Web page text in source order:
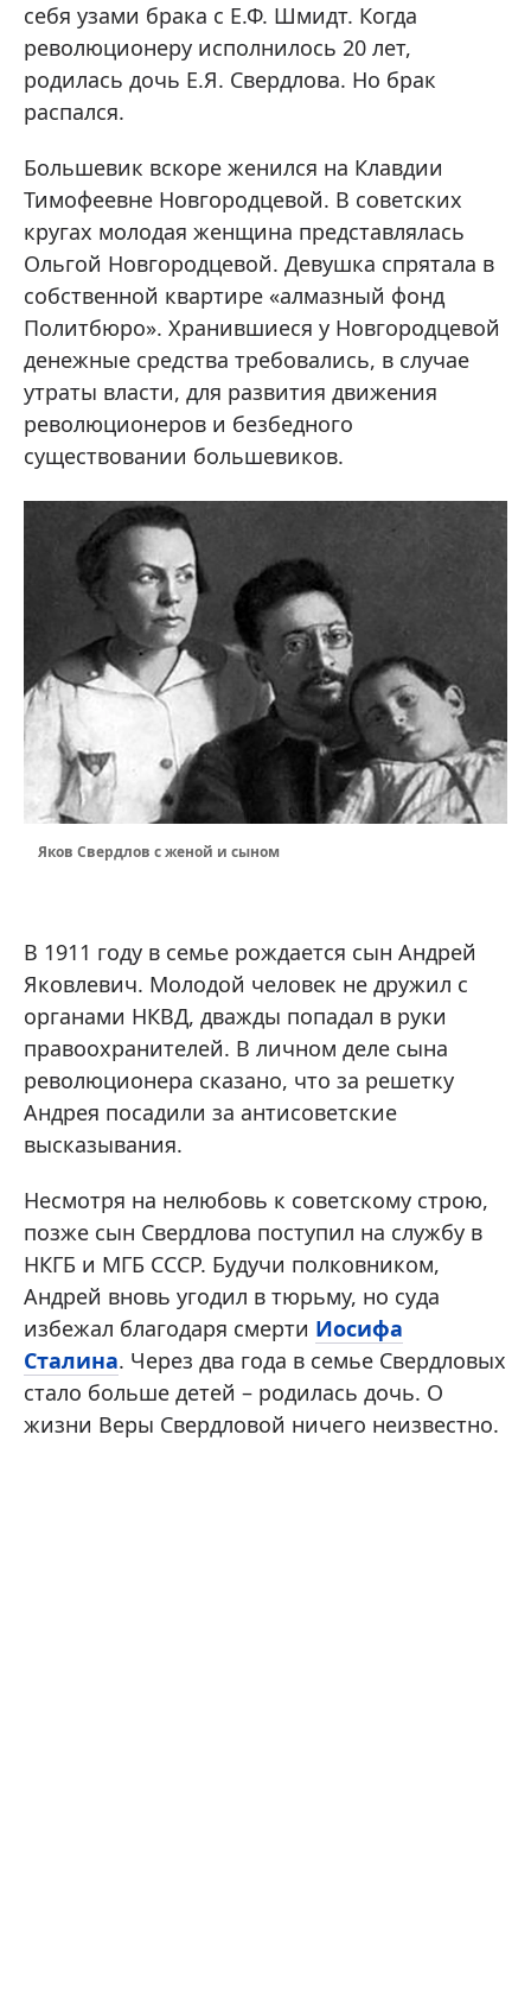
себя узами брака с Е.Ф. Шмидт. Когда
революционеру исполнилось 20 лет,
родилась дочь Е.Я. Свердлова. Но брак
распался.
Большевик вскоре женился на Клавдии
Тимофеевне Новгородцевой. В советских
кругах молодая женщина представлялась
Ольгой Новгородцевой. Девушка спрятала в
собственной квартире «алмазный фонд
Политбюро». Хранившиеся у Новгородцевой
денежные средства требовались, в случае
утраты власти, для развития движения
революционеров и безбедного
существовании большевиков.
Яков Свердлов с женой и сыном
В 1911 году в семье рождается сын Андрей
Яковлевич. Молодой человек не дружил с
органами НКВД, дважды попадал в руки
правоохранителей. В личном деле сына
революционера сказано, что за решетку
Андрея посадили за антисоветские
высказывания.
Несмотря на нелюбовь к советскому строю,
позже сын Свердлова поступил на службу в
НКГБ и МГБ СССР. Будучи полковником,
Андрей вновь угодил в тюрьму, но суда
избежал благодаря смерти Иосифа
Сталина. Через два года в семье Свердловых
стало больше детей – родилась дочь. О
жизни Веры Свердловой ничего неизвестно.